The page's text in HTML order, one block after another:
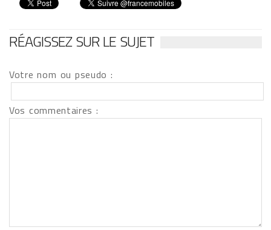
RÉAGISSEZ SUR LE SUJET
Votre nom ou pseudo :
Vos commentaires :